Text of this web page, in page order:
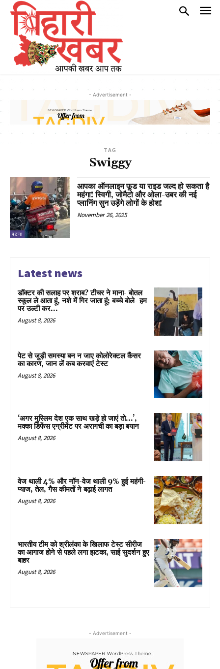
- Advertisement -
TAG
Swiggy
पटना
आपका ऑनलाइन फूड या राइड जल्द हो सकता है
महंगा! स्विगी, जोमैटो और ओला-उबर की नई
प्लानिंग सुन उड़ेंगे लोगों के होश!
November 26, 2025
Latest news
डॉक्टर की सलाह पर शराब? टीचर ने माना- बोतल
स्कूल ले आता हूं, नशे में गिर जाता हूं; बच्चे बोले- हम
पर उल्टी कर...
August 8, 2026
पेट से जुड़ी समस्या बन न जाए कोलोरेक्टल कैंसर
का कारण, जान लें कब करवाएं टेस्ट
August 8, 2026
‘अगर मुस्लिम देश एक साथ खड़े हो जाएं तो…’,
मक्का डिफेंस एग्रीमेंट पर अरागची का बड़ा बयान
August 8, 2026
वेज थाली 4% और नॉन-वेज थाली 9% हुई महंगी-
प्याज, तेल, गैस कीमतों ने बढ़ाई लागत
August 8, 2026
भारतीय टीम को श्रीलंका के खिलाफ टेस्ट सीरीज
का आगाज होने से पहले लगा झटका, साई सुदर्शन हुए
बाहर
August 8, 2026
- Advertisement -